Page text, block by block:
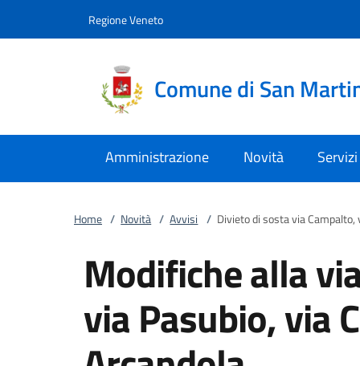
Regione Veneto
Comune di San
Amministrazione Novità Servizi
Home / Novità / Avvisi / Divieto di sosta via
Modifiche alla
via Pasubio, via